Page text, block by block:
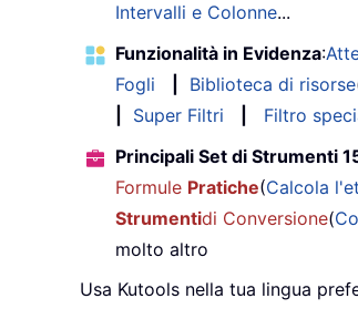
Intervalli e Colonne...
Funzionalità in Evidenza:
Fogli
Biblioteca di risorse
Super Filtri Filtro
Principali Set di Strumenti
Formule Pratiche(Calcola
Strumentidi Conversione(
molto altro
Usa Kutools nella tua lingua